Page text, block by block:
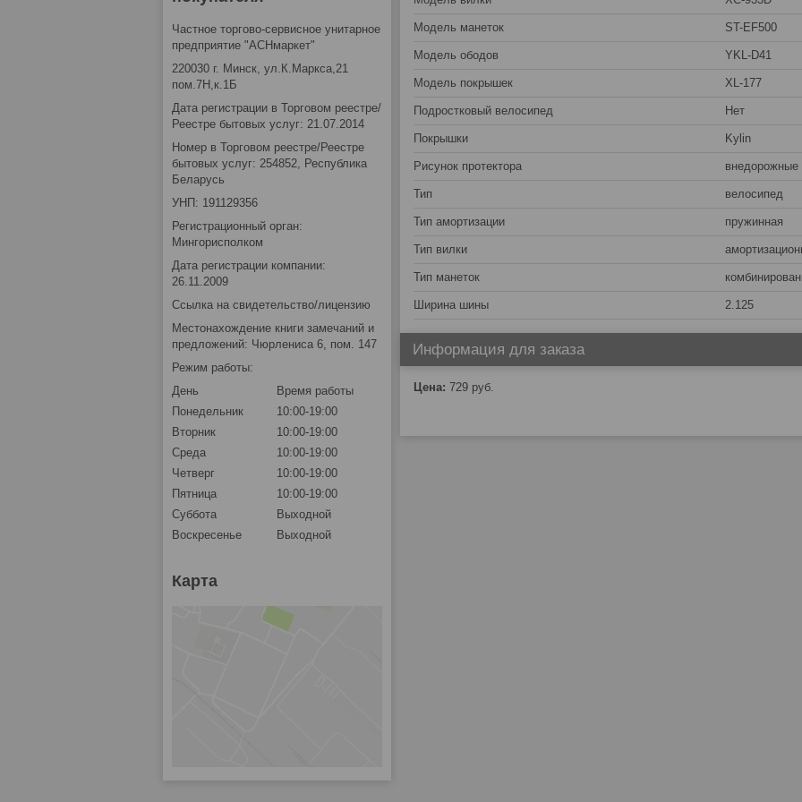
Модель манеток ST-EF500
Модель ободов YKL-D41
Модель покрышек XL-177
Подростковый велосипед Нет
Покрышки Kylin
Рисунок протектора внедорожные
Тип велосипед
Тип амортизации пружинная
Тип вилки
Тип манеток
Ширина шины 2.125
Информация для заказа
Цена: 729 руб.
Частное торгово-сервисное унитарное
предприятие "АСНмаркет"
220030 г. Минск, ул.К.Маркса,21
пом.7Н,к.1Б
Дата регистрации в Торговом реестре/
Реестре бытовых услуг: 21.07.2014
Номер в Торговом реестре/Реестре
бытовых услуг: 254852, Республика
Беларусь
УНП: 191129356
Регистрационный орган:
Мингорисполком
Дата регистрации компании:
26.11.2009
Ссылка на свидетельство/лицензию
Местонахождение книги замечаний и
предложений: Чюрлениса 6, пом. 147
Режим работы:
День
Время работы
Понедельник
10:00-19:00
Вторник
10:00-19:00
Среда
10:00-19:00
Четверг
10:00-19:00
Пятница
10:00-19:00
Суббота
Выходной
Воскресенье
Выходной
Карта